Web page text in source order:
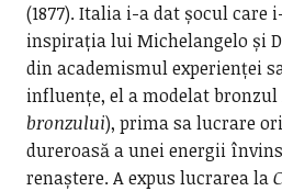
(1877). Italia i-a dat șocul
inspirația lui Michelangelo și
din academismul experienței
influențe, el a modelat bronzul
bronzului), prima sa lucrare
dureroasă a unei energii
renaștere. A expus lucrarea la